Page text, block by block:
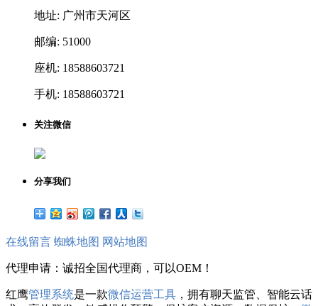
地址: 广州市天河区
邮编: 51000
座机: 18588603721
手机: 18588603721
关注微信
分享我们
在线留言 蜘蛛地图 网站地图
代理申请：诚招全国代理商，可以OEM！
红鹰管理系统是一款微信运营工具 ，拥有聊天监管、智能云话